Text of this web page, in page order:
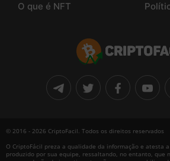
O que é NFT
© 2016 - 2026 CriptoFacil. Todos os direitos reservados
O CriptoFácil preza a qualidade da informação e atesta
produzido por sua equipe, ressaltando, no entanto, que